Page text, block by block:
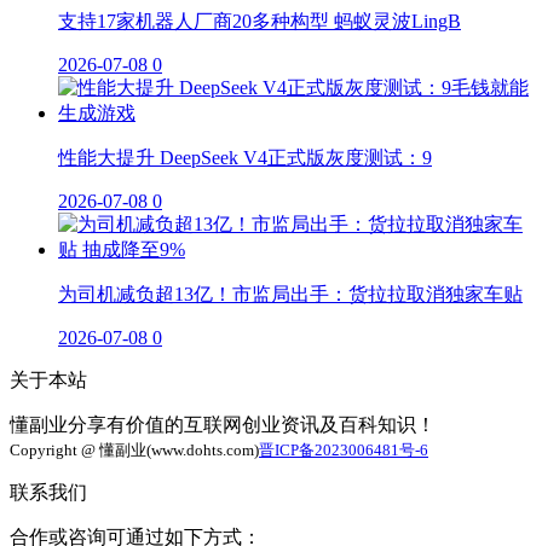
支持17家机器人厂商20多种构型 蚂蚁灵波LingB
2026-07-08 0
性能大提升 DeepSeek V4正式版灰度测试：9
2026-07-08 0
为司机减负超13亿！市监局出手：货拉拉取消独家车贴
2026-07-08 0
关于本站
懂副业分享有价值的互联网创业资讯及百科知识！
Copyright @ 懂副业(www.dohts.com)晋ICP备2023006481号-6
联系我们
合作或咨询可通过如下方式：